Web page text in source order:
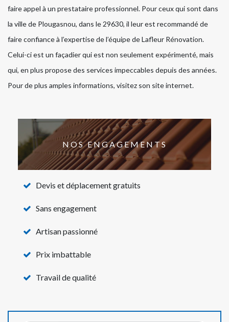
faire appel à un prestataire professionnel. Pour ceux qui sont dans
la ville de Plougasnou, dans le 29630, il leur est recommandé de
faire confiance à l’expertise de l’équipe de Lafleur Rénovation.
Celui-ci est un façadier qui est non seulement expérimenté, mais
qui, en plus propose des services impeccables depuis des années.
Pour de plus amples informations, visitez son site internet.
NOS ENGAGEMENTS
Devis et déplacement gratuits
Sans engagement
Artisan passionné
Prix imbattable
Travail de qualité